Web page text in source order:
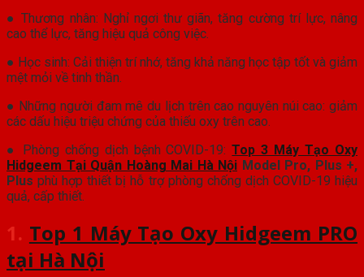
● Thương nhân: Nghỉ ngơi thư giãn, tăng cường trí lực, nâng
cao thể lực, tăng hiệu quả công việc.
● Học sinh: Cải thiện trí nhớ, tăng khả năng học tập tốt và giảm
mệt mỏi về tinh thần.
● Những người đam mê du lịch trên cao nguyên núi cao: giảm
các dấu hiệu triệu chứng của thiếu oxy trên cao.
● Phòng chống dịch bệnh COVID-19:Top 3 Máy Tạo Oxy
Hidgeem Tại Quận Hoàng Mai Hà Nội Model Pro, Plus +,
Plusphù hợp thiết bị hỗ trợ phòng chống dịch COVID-19 hiệu
quả, cấp thiết.
1. Top 1 Máy Tạo Oxy Hidgeem PRO
tại Hà Nội